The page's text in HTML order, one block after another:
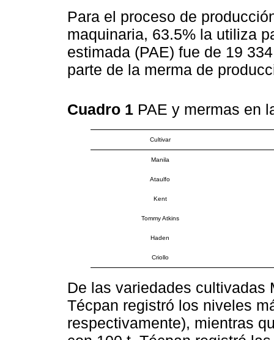
Para el proceso de
maquinaria, 63.5% la utiliza
estimada (PAE) fue de 19
parte de la merma de
Cuadro 1 PAE y mermas en
Cultivar
Manila
Ataulfo
Kent
Tommy Atkins
Haden
Criollo
De las variedades cultivadas
Técpan registró los niveles
respectivamente), mientras